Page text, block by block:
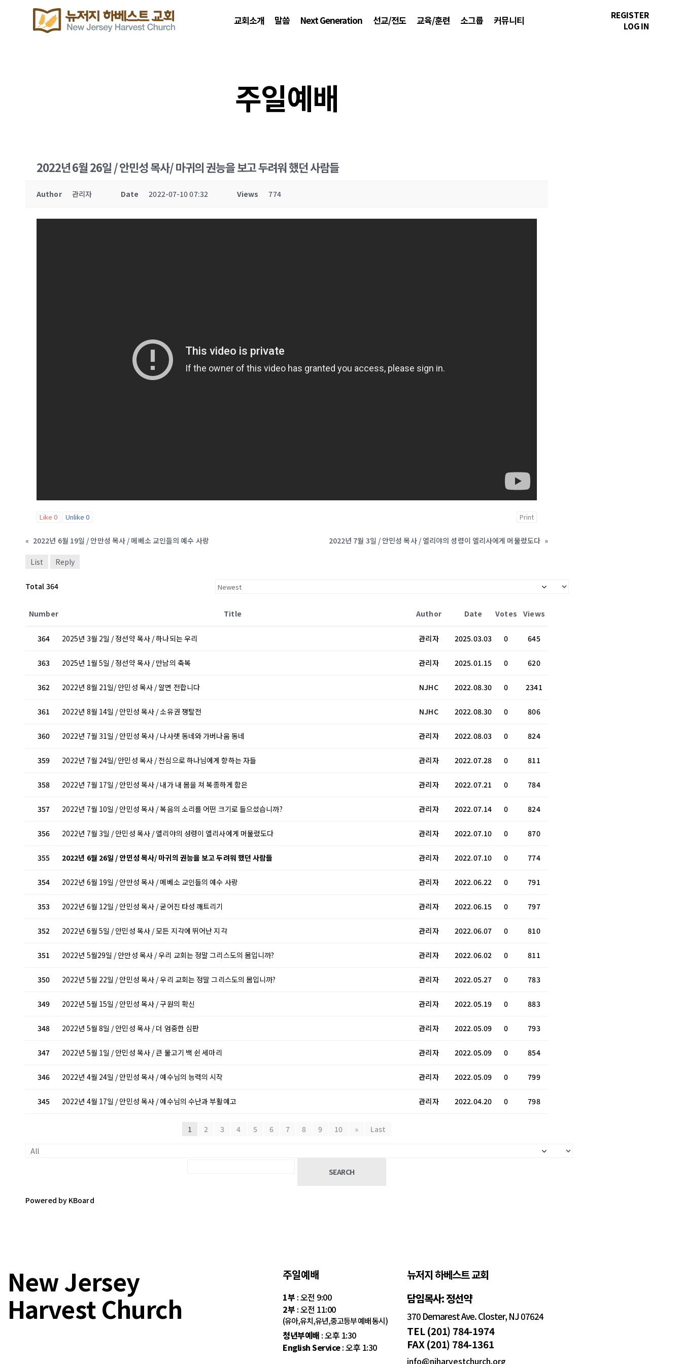
교회소개 말씀 Next Generation 선교/전도 교육/훈련 소그룹 커뮤니티
REGISTER
LOG IN
주일예배
2022년 6월 26일 / 안민성 목사/ 마귀의 권능을 보고 두려워 했던 사람들
Author 관리자 Date 2022-07-10 07:32 Views 774
Like 0 Unlike0 Print
« 2022년 6월 19일 / 안만성 목사 / 메베소 교인들의 예수 사랑 2022년 7월 3일 / 안민성 목사 / 엘리야의 셩령이 엘리사에게 머물렀도다 »
List Reply
Total 364
Number Title Author Date Votes Views
364 2025년 3월 2일 / 정선약 목사 / 하나되는 우리 관리자 2025.03.03 0 645
363 2025년 1월 5일 / 정선약 목사 / 만남의 축복 관리자 2025.01.15 0 620
362 2022년 8월 21일/ 안민성 목사 / 알면 전합니다 NJHC 2022.08.30 0 2341
361 2022년 8월 14일 / 안민성 목사 / 소유권 쟁탈전 NJHC 2022.08.30 0 806
360 2022년 7월 31일 / 안민성 목사 / 나사렛 동네와 가버나움 동네 관리자 2022.08.03 0 824
359 2022년 7월 24일/ 안민성 목사 / 전심으로 하나님에게 향하는 자들 관리자 2022.07.28 0 811
358 2022년 7월 17일 / 안민성 목사 / 내가 내 몸을 쳐 복종하게 함은 관리자 2022.07.21 0 784
357 2022년 7월 10일 / 안민성 목사 / 복음의 소리를 어떤 크기로 들으셨습니까? 관리자 2022.07.14 0 824
356 2022년 7월 3일 / 안민성 목사 / 엘리야의 셩령이 엘리사에게 머물렀도다 관리자 2022.07.10 0 870
355 2022년 6월 26일 / 안민성 목사/ 마귀의 권능을 보고 두려워 했던 사람들 관리자 2022.07.10 0 774
354 2022년 6월 19일 / 안만성 목사 / 메베소 교인들의 예수 사랑 관리자 2022.06.22 0 791
353 2022년 6월 12일 / 안민성 목사 / 굳어진 타성 깨트리기 관리자 2022.06.15 0 797
352 2022년 6월 5일 / 안민성 목사 / 모든 지각에 뛰어난 지각 관리자 2022.06.07 0 810
351 2022년 5월29일 / 안만성 목사 / 우리 교회는 정말 그리스도의 몸입니까? 관리자 2022.06.02 0 811
350 2022년 5월 22일 / 안민성 목사 / 우리 교회는 정말 그리스도의 몸입니까? 관리자 2022.05.27 0 783
349 2022년 5월 15일 / 안민성 목사 / 구원의 확신 관리자 2022.05.19 0 883
348 2022년 5월 8일 / 안민성 목사 / 더 엄중한 심판 관리자 2022.05.09 0 793
347 2022년 5월 1일 / 안민성 목사 / 큰 물고기 백 쉰 세마리 관리자 2022.05.09 0 854
346 2022년 4월 24일 / 안민성 목사 / 예수님의 능력의 시작 관리자 2022.05.09 0 799
345 2022년 4월 17일 / 안민성 목사 / 예수님의 수난과 부활예고 관리자 2022.04.20 0 798
1 2 3 4 5 6 7 8 9 10 » Last
SEARCH
Powered by KBoard
New Jersey
Harvest Church
주일예배
1부 : 오전 9:00
2부 : 오전 11:00
(유아,유치,유년,중고등부 예배 동시)
청년부예배 : 오후 1:30
English Service: 오후 1:30
뉴저지 하베스트 교회
담임목사: 정선약
370 Demarest Ave. Closter, NJ 07624
TEL (201) 784-1974
FAX (201) 784-1361
info@njharvestchurch.org